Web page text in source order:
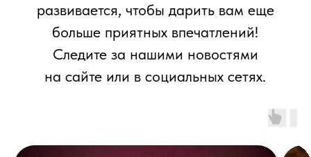
фрагментов раковин и панциря